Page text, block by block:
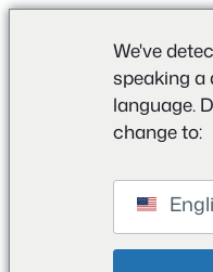
We've
speaking a
language.
change to: